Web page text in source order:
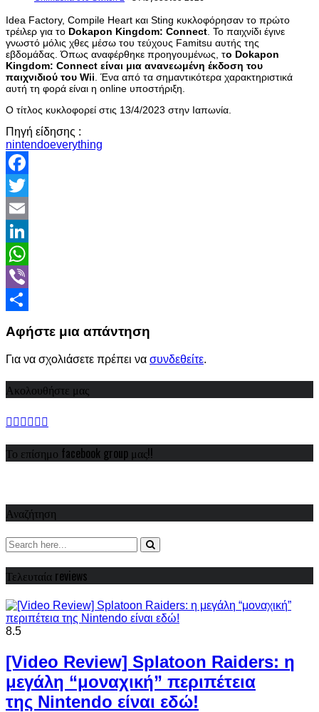
Idea Factory, Compile Heart και Sting κυκλοφόρησαν το πρώτο
τρέιλερ για το Dokapon Kingdom: Connect . Το παιχνίδι έγινε
γνωστό μόλις χθες μέσω του τεύχους Famitsu αυτής της
εβδομάδας. Όπως αναφέρθηκε προηγουμένως, το Dokapon
Kingdom: Connect είναι μια ανανεωμένη έκδοση του
παιχνιδιού του Wii . Ένα από τα σημαντικότερα χαρακτηριστικά
αυτή τη φορά είναι η online υποστήριξη.
Ο τίτλος κυκλοφορεί στις 13/4/2023 στην Ιαπωνία.
Πηγή είδησης :
nintendoeverything
Facebook
Twitter
Email
LinkedIn
WhatsApp
Viber
Αφήστε μια απάντηση
Για να σχολιάσετε πρέπει να συνδεθείτε.
Ακολουθήστε μας
Το επίσημο facebook group μας!!
Αναζήτηση
Τελευταία reviews
8.5
[Video Review] Splatoon Raiders: η
μεγάλη “μοναχική” περιπέτεια
της Nintendo είναι εδώ!